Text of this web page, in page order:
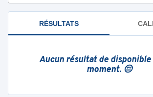
RÉSULTATS
Aucun résultat de
moment. 😔